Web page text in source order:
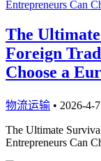
The
Foreign
Choose a
物流运输 • 2026-4-
The Ultimate
Entrepreneurs Can